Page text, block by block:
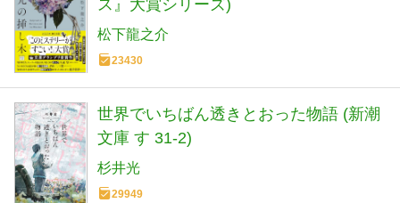
ス』大賞シリーズ)
松下龍之介
23430
世界でいちばん透きとおった物語 (新潮
文庫 す 31-2)
杉井光
29949